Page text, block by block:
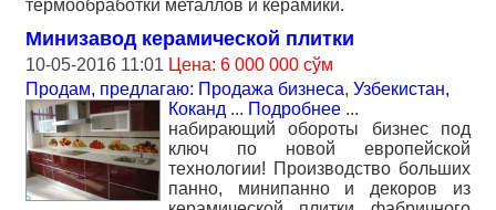
термообработки металлов и керамики.
Минизавод керамической плитки
10-05-2016 11:01 Цена: 6 000 000 сўм
Продам, предлагаю: Продажа бизнеса, Узбекистан,
Коканд ... Подробнее ...
набирающий обороты бизнес под
ключ по новой европейской
технологии! Производство больших
панно, минипанно и декоров из